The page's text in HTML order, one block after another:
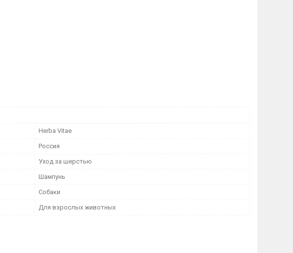
Herba Vitae
Россия
Уход за шерстью
Шампунь
Собаки
Для взрослых животных